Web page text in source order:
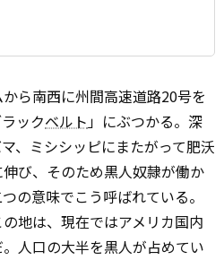
ら南西に州間高速道路20号を
ックベルト」にぶつかる。深
、ミシシッピにまたがって肥沃
伸び、そのため黒人奴隷が働か
の意味でこう呼ばれている。
地は、現在ではアメリカ国内
人口の大半を黒人が占めてい